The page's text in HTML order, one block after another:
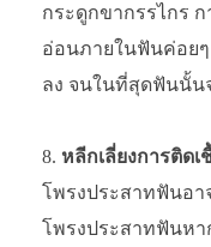
กระดูกขากรรไกร
อ่อนภายในฟันค่อย
ลง จนในที่สุดฟันนั้น
หลีกเลี่ยงการติดเ
โพรงประสาทฟันอ
โพรงประสาทฟันหา